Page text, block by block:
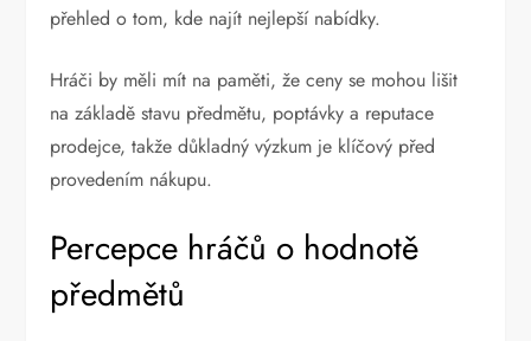
přehled o tom, kde najít nejlepší nabídky.
Hráči by měli mít na paměti, že ceny se mohou lišit
na základě stavu předmětu, poptávky a reputace
prodejce, takže důkladný výzkum je klíčový před
provedením nákupu.
Percepce hráčů o hodnotě
předmětů